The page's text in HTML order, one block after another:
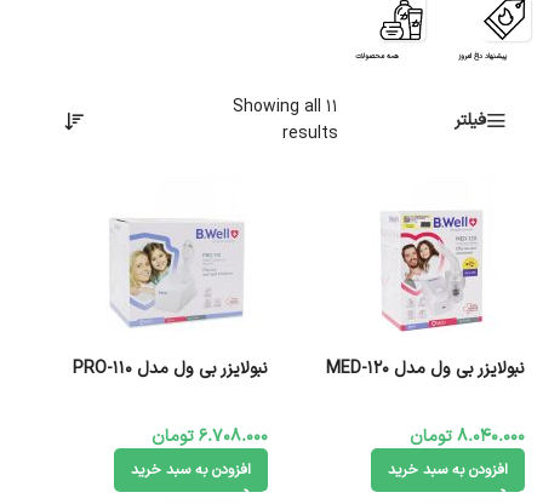
پیشنهاد داغ امروز همه محصولات
فیلتر
Showing all 11
results
نبولایزر بی ول مدل MED-120
8.040.000تومان
افزودن به سبد خرید
نبولایزر بی ول مدل PRO-110
6.708.000تومان
افزودن به سبد خرید